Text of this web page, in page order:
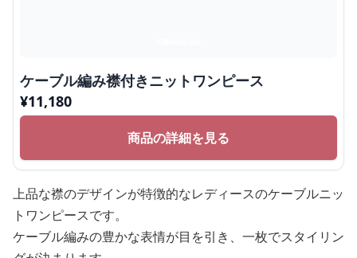
ケーブル編み襟付きニットワンピース
¥11,180
商品の詳細を見る
上品な襟のデザインが特徴的なレディースのケーブルニッ
トワンピースです。
ケーブル編みの豊かな表情が目を引き、一枚でスタイリン